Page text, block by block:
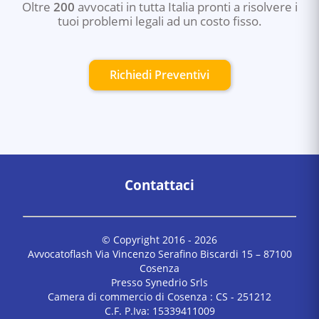
Oltre 200 avvocati in tutta Italia pronti a risolvere i
tuoi problemi legali ad un costo fisso.
Richiedi Preventivi
Contattaci
© Copyright 2016 - 2026
Avvocatoflash Via Vincenzo Serafino Biscardi 15 – 87100
Cosenza
Presso Synedrio Srls
Camera di commercio di Cosenza : CS - 251212
C.F. P.Iva: 15339411009